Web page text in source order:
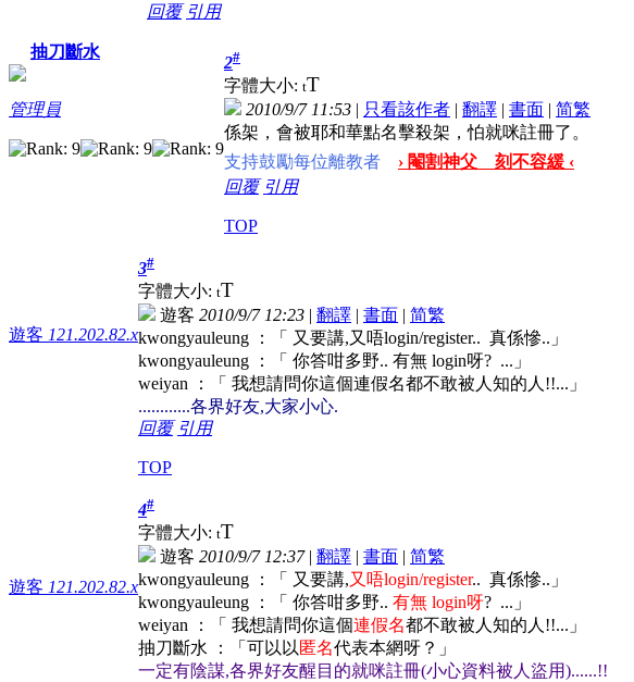
回覆 引用
抽刀斷水
管理員
2#
字體大小: tT
2010/9/7 11:53 | 只看該作者 | 翻譯 | 書面 | 简繁
係架，會被耶和華點名擊殺架，怕就咪註冊了。
支持鼓勵每位離教者
› 閹割神父 刻不容緩 ‹
回覆 引用
TOP
遊客 121.202.82.x
3#
字體大小: tT
遊客 2010/9/7 12:23 | 翻譯 | 書面 | 简繁
kwongyauleung ：「 又要講,又唔login/register.. 真係慘..」
kwongyauleung ：「 你答咁多野.. 有無 login呀? ...」
weiyan ：「 我想請問你這個連假名都不敢被人知的人!!...」
............各界好友,大家小心.
回覆 引用
TOP
遊客 121.202.82.x
4#
字體大小: tT
遊客 2010/9/7 12:37| 翻譯 | 書面 | 简繁
kwongyauleung ：「 又要講,又唔login/register.. 真係慘..」
kwongyauleung ：「 你答咁多野.. 有無 login呀? ...」
weiyan ：「 我想請問你這個連假名都不敢被人知的人!!...」
抽刀斷水 ：「可以以 匿名代表本網呀？」
一定有陰謀,各界好友醒目的就咪註冊(小心資料被人盜用)......!!